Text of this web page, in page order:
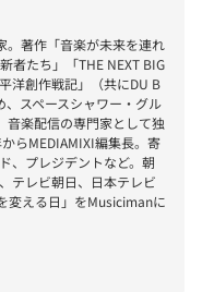
。著作「音楽が未来を連れ
者たち」「THE NEXT BIG
洋創作戦記」（共にDU B
スペースシャワー・グル
音楽配信の専門家として独
らMEDIAMIXI編集長。寄
、プレジデントなど。朝
テレビ朝日、日本テレビ
変える日」をMusicimanに